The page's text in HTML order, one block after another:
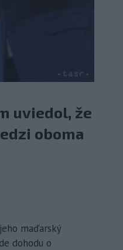
uviedol, že
oboma
maďarský
dohodu o